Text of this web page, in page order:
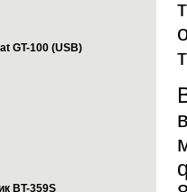
GT-100 (USB)
BT-359S